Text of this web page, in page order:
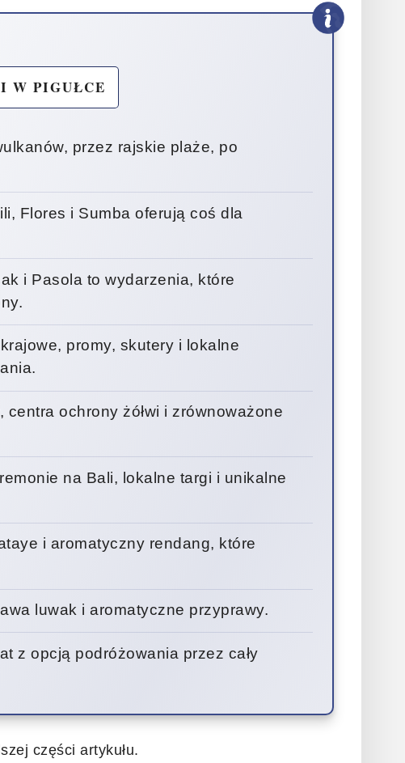
W PIGUŁCE
przez rajskie plaże, po
Flores i Sumba oferują coś dla
i Pasola to wydarzenia, które
promy, skutery i lokalne
centra ochrony żółwi i zrównoważone
na Bali, lokalne targi i unikalne
i aromatyczny rendang, które
luwak i aromatyczne przyprawy.
z opcją podróżowania przez cały
części artykułu.